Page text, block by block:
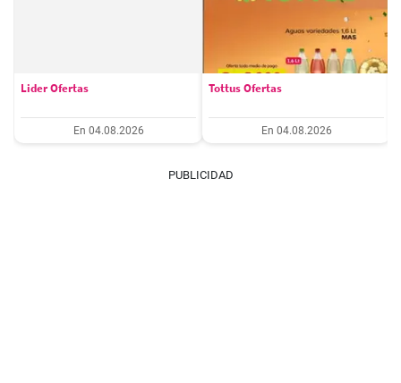
Lider Ofertas
En 04.08.2026
Tottus Ofertas
En 04.08.2026
PUBLICIDAD